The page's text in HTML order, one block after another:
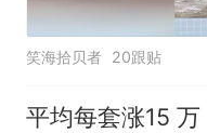
笑海拾贝者 20跟贴
平均每套涨15